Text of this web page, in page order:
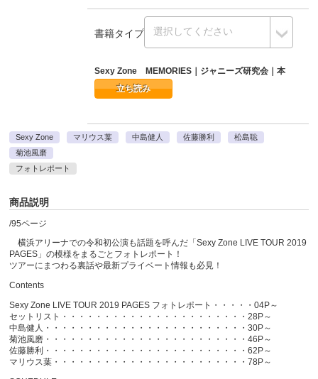
書籍タイプ
Sexy Zone MEMORIES｜ジャニーズ研究会｜本
立ち読み
Sexy Zone マリウス葉 中島健人 佐藤勝利
松島聡
菊池風磨
フォトレポート
商品説明
/95ページ
横浜アリーナでの令和初公演も話題を呼んだ「Sexy Zone LIVE TOUR 2019
PAGES」の模様をまるごとフォトレポート！
ツアーにまつわる裏話や最新プライベート情報も必見！
Contents
Sexy Zone LIVE TOUR 2019 PAGES フォトレポート・・・・・04P～
セットリスト・・・・・・・・・・・・・・・・・・・・・・28P～
中島健人・・・・・・・・・・・・・・・・・・・・・・・・30P～
菊池風磨・・・・・・・・・・・・・・・・・・・・・・・・46P～
佐藤勝利・・・・・・・・・・・・・・・・・・・・・・・・62P～
マリウス葉・・・・・・・・・・・・・・・・・・・・・・・78P～